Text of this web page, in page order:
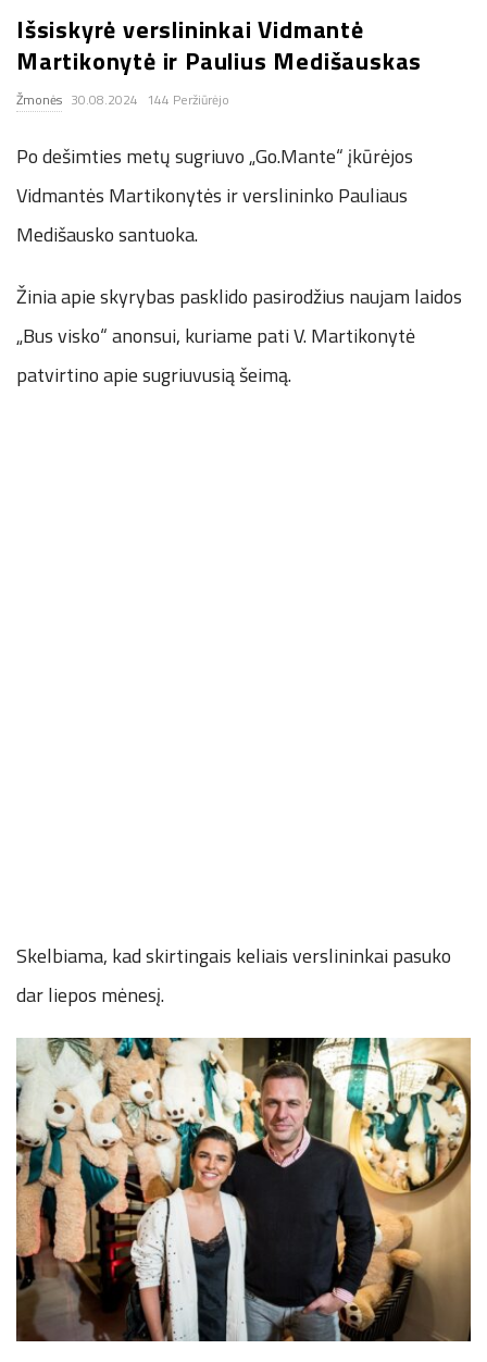
.
c
o
.
u
k
Išsiskyrė verslininkai Vidmantė
Martikonytė ir Paulius Medišauskas
Žmonės 30.08.2024 144 Peržiūrėjo
Po dešimties metų sugriuvo „Go.Mante“ įkūrėjos
Vidmantės Martikonytės ir verslininko Pauliaus
Medišausko santuoka.
Žinia apie skyrybas pasklido pasirodžius naujam laidos
„Bus visko“ anonsui, kuriame pati V. Martikonytė
patvirtino apie sugriuvusią šeimą.
Skelbiama, kad skirtingais keliais verslininkai pasuko
dar liepos mėnesį.